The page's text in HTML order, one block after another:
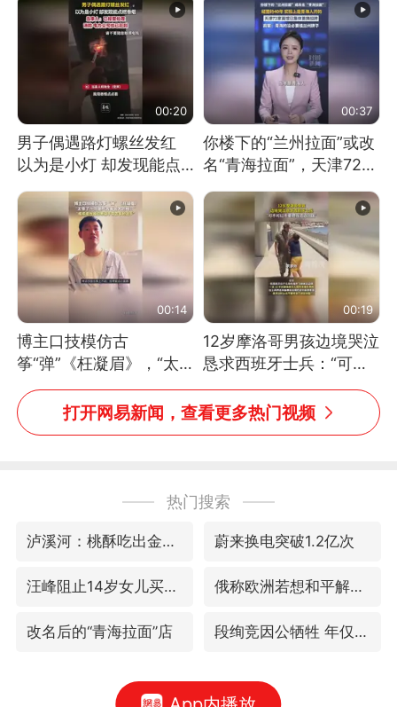
消息）
00:20
男子偶遇路灯螺丝发红
以为是小灯 却发现能点
燃香烟 当事人：已报警
处理
00:37
你楼下的“兰州拉面”或改
名“青海拉面”，天津72家
面馆已集体更换招牌
00:14
博主口技模仿古
筝“弹”《枉凝眉》，“太
像了～你是吃古筝长大的
吗？”“或将成为首位考级
不带古筝的选手。”（来
00:19
12岁摩洛哥男孩边境哭泣
恳求西班牙士兵：“可不
可以不要把我遣返回国”
打开网易新闻，查看更多热门视频
热门搜索
泸溪河：桃酥吃出金属牙冠视频不实 蔚来换电突破1.2亿次
汪峰阻止14岁女儿买大牌 俄称欧洲若想和平解决冲突应停止援乌
改名后的“青海拉面”店 段绚竞因公牺牲 年仅44岁